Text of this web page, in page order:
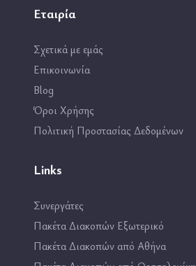
Εταιρία
Σχετικά με εμάς
Επικοινωνία
Blog
Όροι Χρήσης
Πολιτική Προστασίας Δεδομένων
Links
Συνεργάτες
Πακέτα Διακοπών Εξωτερικό
Πακέτα Διακοπών από Αθήνα